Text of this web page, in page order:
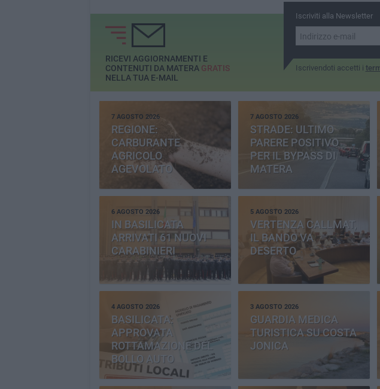
Iscriviti alla Newsletter
Iscrivendoti accetti i
RICEVI AGGIORNAMENTI E
CONTENUTI DA MATERA GRATIS
NELLA TUA E-MAIL
7 AGOSTO 2026
REGIONE:
CARBURANTE
AGRICOLO
AGEVOLATO
7 AGOSTO 2026
STRADE: ULTIMO
PARERE POSITIVO
PER IL BYPASS DI
MATERA
6 AGOSTO 2026
IN BASILICATA
ARRIVATI 61 NUOVI
CARABINIERI
5 AGOSTO 2026
VERTENZA CALLMAT,
IL BANDO VA
DESERTO
4 AGOSTO 2026
BASILICATA:
APPROVATA
ROTTAMAZIONE DEL
BOLLO AUTO
3 AGOSTO 2026
GUARDIA MEDICA
TURISTICA SU COSTA
JONICA